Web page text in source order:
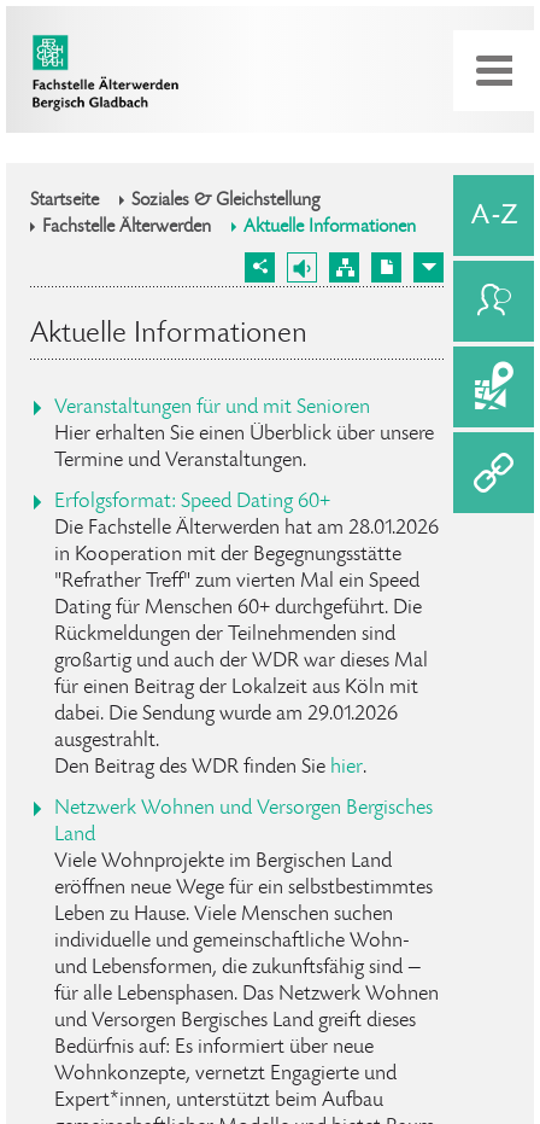
Startseite
Soziales & Gleichstellung
Fachstelle Älterwerden
Aktuelle Informationen
Aktuelle Informationen
Veranstaltungen für und mit Senioren
Hier erhalten Sie einen Überblick über unsere
Termine und Veranstaltungen.
Erfolgsformat: Speed Dating 60+
Die Fachstelle Älterwerden hat am 28.01.2026
in Kooperation mit der Begegnungsstätte
"Refrather Treff" zum vierten Mal ein Speed
Dating für Menschen 60+ durchgeführt. Die
Rückmeldungen der Teilnehmenden sind
großartig und auch der WDR war dieses Mal
für einen Beitrag der Lokalzeit aus Köln mit
dabei. Die Sendung wurde am 29.01.2026
ausgestrahlt.
Den Beitrag des WDR finden Sie hier.
Netzwerk Wohnen und Versorgen Bergisches
Land
Viele Wohnprojekte im Bergischen Land
eröffnen neue Wege für ein selbstbestimmtes
Leben zu Hause. Viele Menschen suchen
individuelle und gemeinschaftliche Wohn-
und Lebensformen, die zukunftsfähig sind —
für alle Lebensphasen. Das Netzwerk Wohnen
und Versorgen Bergisches Land greift dieses
Bedürfnis auf: Es informiert über neue
Wohnkonzepte, vernetzt Engagierte und
Expert*innen, unterstützt beim Aufbau